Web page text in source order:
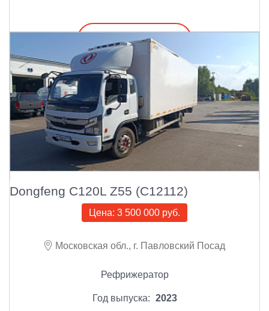
Подробнее
Dongfeng C120L Z55 (С12112)
Цена: 3 500 000 руб.
Московская обл., г. Павловский Посад
Рефрижератор
Год выпуска: 2023